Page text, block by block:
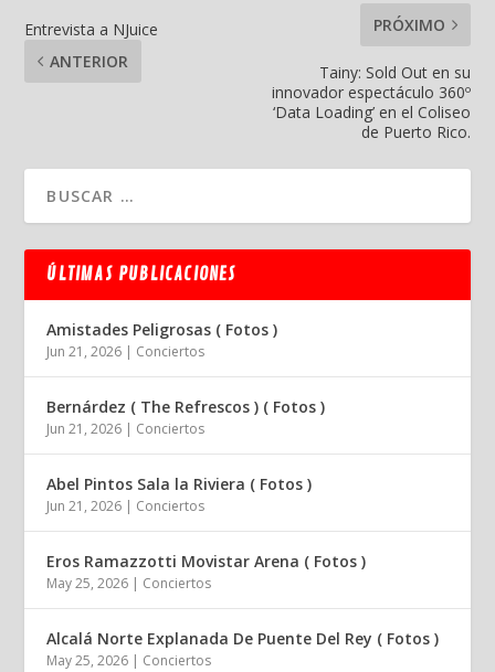
Entrevista a NJuice
ANTERIOR
PRÓXIMO
Tainy: Sold Out en su
innovador espectáculo 360º
‘Data Loading’ en el Coliseo
de Puerto Rico.
ÚLTIMAS PUBLICACIONES
Amistades Peligrosas ( Fotos )
Jun 21, 2026 | Conciertos
Bernárdez ( The Refrescos ) ( Fotos )
Jun 21, 2026 | Conciertos
Abel Pintos Sala la Riviera ( Fotos )
Jun 21, 2026 | Conciertos
Eros Ramazzotti Movistar Arena ( Fotos )
May 25, 2026 | Conciertos
Alcalá Norte Explanada De Puente Del Rey ( Fotos )
May 25, 2026 | Conciertos